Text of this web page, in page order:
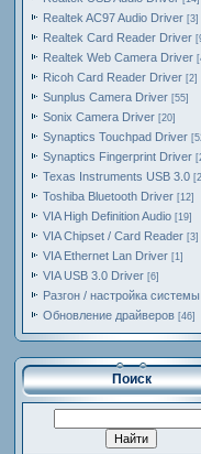
Realtek AC97 Audio Driver [3]
Realtek Card Reader Driver
Realtek Web Camera Driver
Ricoh Card Reader Driver [2]
Sunplus Camera Driver [55]
Sonix Camera Driver [20]
Synaptics Touchpad Driver
Synaptics Fingerprint Driver
Texas Instruments USB 3.0
Toshiba Bluetooth Driver [12]
VIA High Definition Audio [19]
VIA Chipset / Card Reader [3]
VIA Ethernet Lan Driver [1]
VIA USB 3.0 Driver [6]
Разгон / настройка системы
Обновление драйверов [46]
Поиск